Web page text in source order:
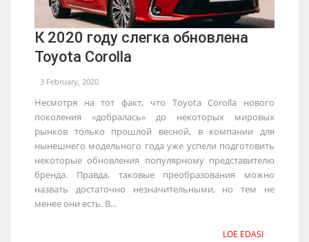
К 2020 году слегка обновлена
Toyota Corolla
3 February, 2020
Несмотря на тот факт, что Toyota Corolla нового
поколения «добралась» до некоторых мировых
рынков только прошлой весной, в компании для
нынешнего модельного года уже успели подготовить
некоторые обновления популярному представителю
бренда. Правда, таковые преобразования можно
назвать достаточно незначительными, но тем не
менее они есть. В...
LOE EDASI